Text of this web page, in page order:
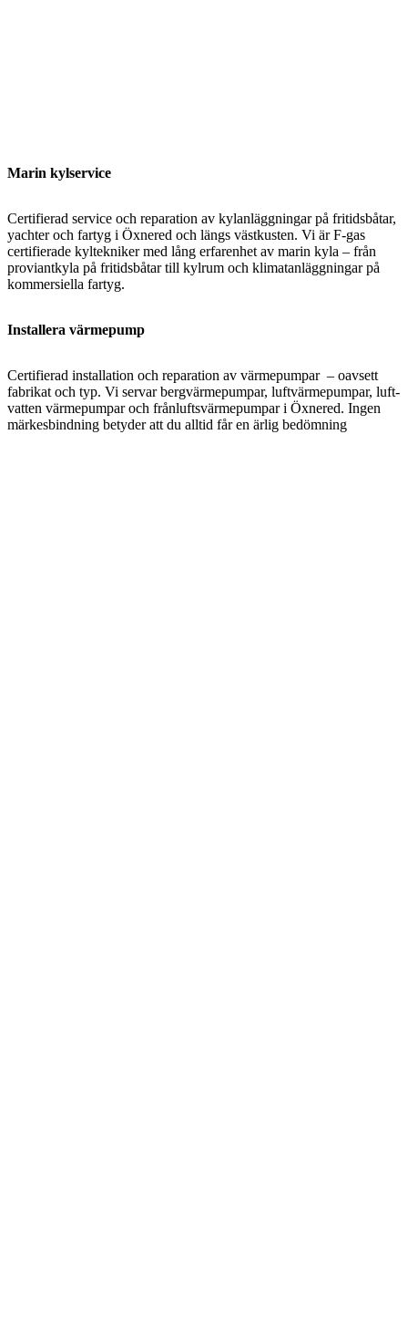
Marin kylservice
Certifierad service och reparation av kylanläggningar på fritidsbåtar,
yachter och fartyg i Öxnered och längs västkusten. Vi är F-gas
certifierade kyltekniker med lång erfarenhet av marin kyla – från
proviantkyla på fritidsbåtar till kylrum och klimatanläggningar på
kommersiella fartyg.
Installera värmepump
Certifierad installation och reparation av värmepumpar – oavsett
fabrikat och typ. Vi servar bergvärmepumpar, luftvärmepumpar, luft-
vatten värmepumpar och frånluftsvärmepumpar i Öxnered. Ingen
märkesbindning betyder att du alltid får en ärlig bedömning